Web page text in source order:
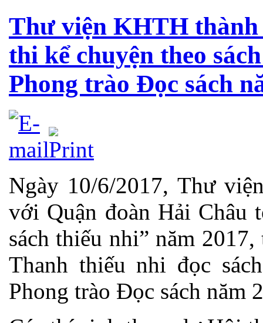
Thư viện KHTH
thi kể chuyện theo
Phong trào Đọc sách
Ngày 10/6/2017, Thư
với Quận đoàn Hải Châu
sách thiếu nhi” năm
Thanh thiếu nhi đọc
Phong trào Đọc sách năm